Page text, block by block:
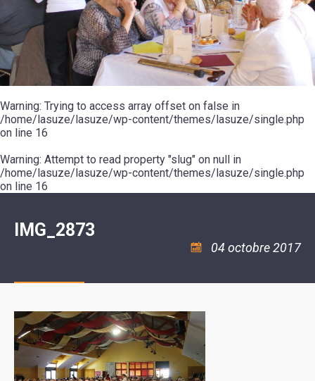
20ÈME
SIÈCLE
RÉUNIONS
DU
CONSEIL
MUNICIPAL
ARRÊTÉS
ET
DÉCISIONS
DU
MAIRE
MOT
DE
LA
MINORITÉ
LES
ÉCOLES
LE
COLLÈGE
ESPACE
JEUNES
11
18
:
ASSOCIATION
COULÉE
DOUCE
ENVIRONNEMENT
L'EAU
ET
L'ASSAINISSEMENT
LA
RÉSIDENCE
AUTONOMIE
LE
CCAS
LA
POLICE
SÉCURITÉ
/
RISQUES
MAJEURS
MUSIQUE
L'ÉCOLE
COMMUNAUTAIRE
DE
DANSE
LA
PISCINE
ASSOCIATIONS
VERTE
VISITES
ET
DÉCOUVERTES
LES
RANDONNÉES
LE
POUR
CAMPING-
CARS
TENTES
CARAVANES
LA
HALTE
FLUVIALE
LA
SUZE
Warning: Trying to access array offset on false in
/home/lasuze/lasuze/wp-content/themes/lasuze/single.php
on line 16
Warning: Attempt to read property "slug" on null in
/home/lasuze/lasuze/wp-content/themes/lasuze/single.php
on line 16
IMG_2873
04 octobre 2017